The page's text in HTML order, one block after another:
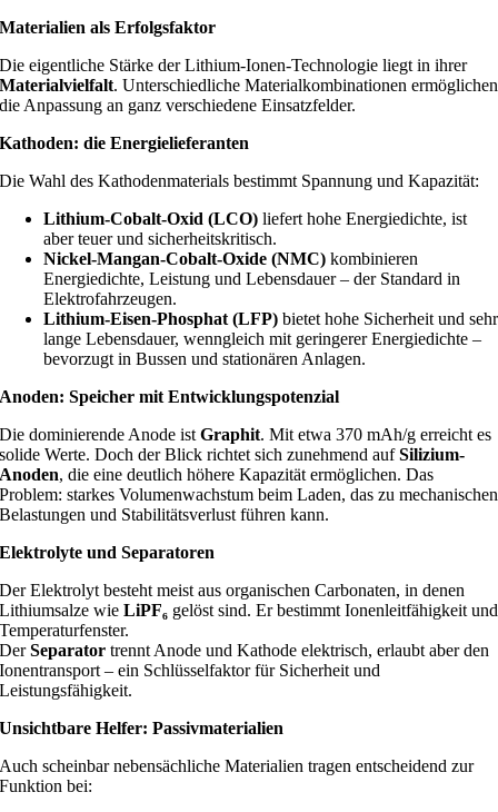
Materialien als Erfolgsfaktor
Die eigentliche Stärke der Lithium-Ionen-Technologie liegt in ihrer
Materialvielfalt. Unterschiedliche Materialkombinationen ermöglichen
die Anpassung an ganz verschiedene Einsatzfelder.
Kathoden: die Energielieferanten
Die Wahl des Kathodenmaterials bestimmt Spannung und Kapazität:
Lithium-Cobalt-Oxid (LCO) liefert hohe Energiedichte, ist
aber teuer und sicherheitskritisch.
Nickel-Mangan-Cobalt-Oxide (NMC) kombinieren
Energiedichte, Leistung und Lebensdauer – der Standard in
Elektrofahrzeugen.
Lithium-Eisen-Phosphat (LFP) bietet hohe Sicherheit und sehr
lange Lebensdauer, wenngleich mit geringerer Energiedichte –
bevorzugt in Bussen und stationären Anlagen.
Anoden: Speicher mit Entwicklungspotenzial
Die dominierende Anode istGraphit. Mit etwa 370 mAh/g erreicht es
solide Werte. Doch der Blick richtet sich zunehmend aufSilizium-
Anoden, die eine deutlich höhere Kapazität ermöglichen. Das
Problem: starkes Volumenwachstum beim Laden, das zu mechanischen
Belastungen und Stabilitätsverlust führen kann.
Elektrolyte und Separatoren
Der Elektrolyt besteht meist aus organischen Carbonaten, in denen
Lithiumsalze wieLiPF₆ gelöst sind. Er bestimmt Ionenleitfähigkeit und
Temperaturfenster.
DerSeparator trennt Anode und Kathode elektrisch, erlaubt aber den
Ionentransport – ein Schlüsselfaktor für Sicherheit und
Leistungsfähigkeit.
Unsichtbare Helfer: Passivmaterialien
Auch scheinbar nebensächliche Materialien tragen entscheidend zur
Funktion bei: